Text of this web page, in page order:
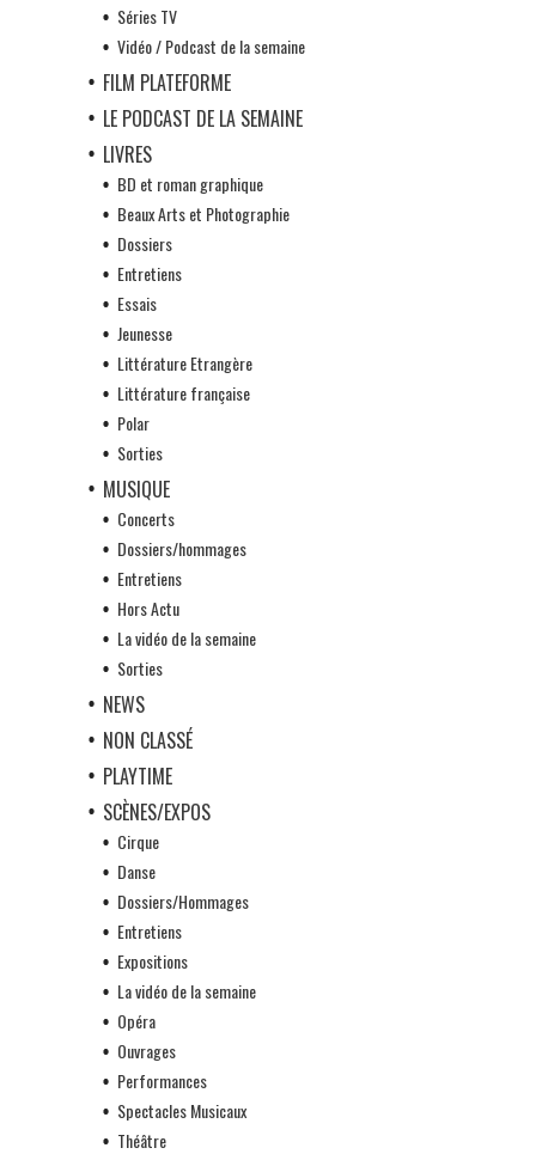
Séries TV
Vidéo / Podcast de la semaine
FILM PLATEFORME
LE PODCAST DE LA SEMAINE
LIVRES
BD et roman graphique
Beaux Arts et Photographie
Dossiers
Entretiens
Essais
Jeunesse
Littérature Etrangère
Littérature française
Polar
Sorties
MUSIQUE
Concerts
Dossiers/hommages
Entretiens
Hors Actu
La vidéo de la semaine
Sorties
NEWS
NON CLASSÉ
PLAYTIME
SCÈNES/EXPOS
Cirque
Danse
Dossiers/Hommages
Entretiens
Expositions
La vidéo de la semaine
Opéra
Ouvrages
Performances
Spectacles Musicaux
Théâtre